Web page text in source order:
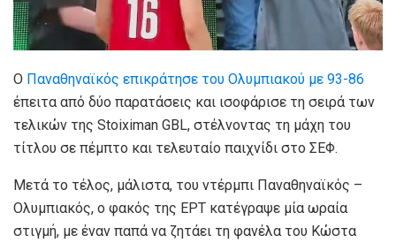
Ο Παναθηναϊκός επικράτησε του Ολυμπιακού με 93-86
έπειτα από δύο παρατάσεις και ισοφάρισε τη σειρά των
τελικών της Stoiximan GBL, στέλνοντας τη μάχη του
τίτλου σε πέμπτο και τελευταίο παιχνίδι στο ΣΕΦ.
Μετά το τέλος, μάλιστα, του ντέρμπι Παναθηναϊκός –
Ολυμπιακός, ο φακός της ΕΡΤ κατέγραψε μία ωραία
στιγμή, με έναν παπά να ζητάει τη φανέλα του Κώστα